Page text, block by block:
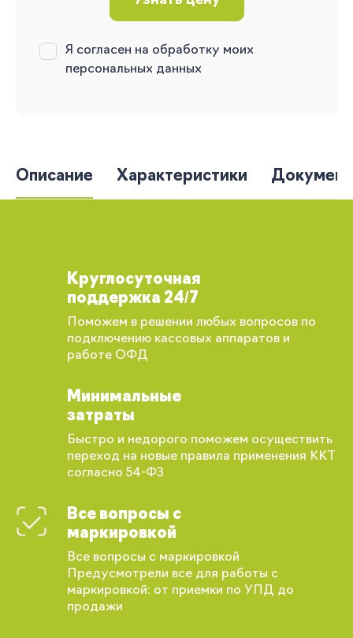
Я согласен на обработку моих
персональных данных
Описание Характеристики
Круглосуточная
поддержка 24/7
Поможем в решении любых вопросов по
подключению кассовых аппаратов и
работе ОФД
Минимальные
затраты
Быстро и недорого поможем осуществить
переход на новые правила применения ККТ
согласно 54-ФЗ
Все вопросы с
маркировкой
Все вопросы с маркировкой
Предусмотрели все для работы с
маркировкой: от приемки по УПД до
продажи